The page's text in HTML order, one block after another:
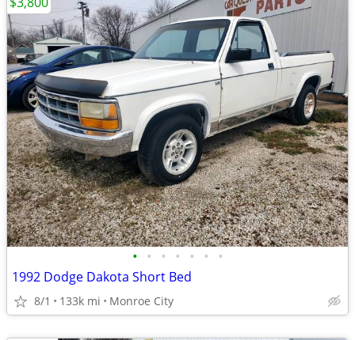
• • • • • • •
1992 Dodge Dakota Short Bed
8/1 133k mi Monroe City